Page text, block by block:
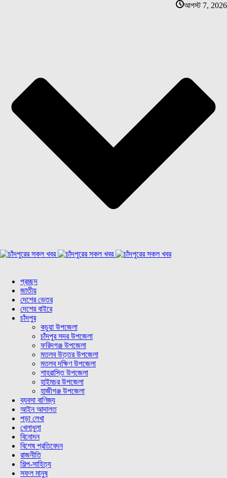
আগস্ট 7, 2026
প্রচ্ছদ
জাতীয়
দেশের ভেতর
দেশের বাইরে
চাঁদপুর
কচুয়া উপজেলা
চাঁদপুর সদর উপজেলা
ফরিদগঞ্জ উপজেলা
মতলব উত্তর উপজেলা
মতলব দক্ষিণ উপজেলা
শাহরাস্তি উপজেলা
হাইমচর উপজেলা
হাজীগঞ্জ উপজেলা
ব্যবসা বাণিজ্য
আইন আদালত
পড়া লেখা
খেলাধুলা
বিনোদন
বিশেষ প্রতিবেদন
রাজনীতি
শিল্প-সাহিত্য
সফল মানুষ